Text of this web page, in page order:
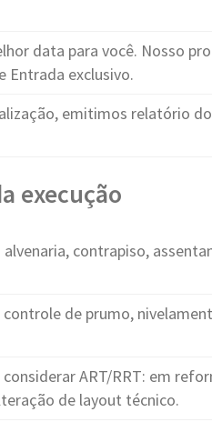
data para você. Nosso
Entrada exclusivo.
emitimos relatório
execução
contrapiso,
controle de prumo,
considerar ART/RRT: em
de layout técnico.